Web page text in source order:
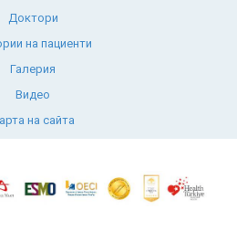
Доктори
на пациенти
Галерия
Видео
на сайта